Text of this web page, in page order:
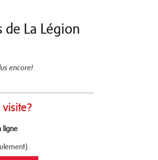
de La Légion
encore!
ligne